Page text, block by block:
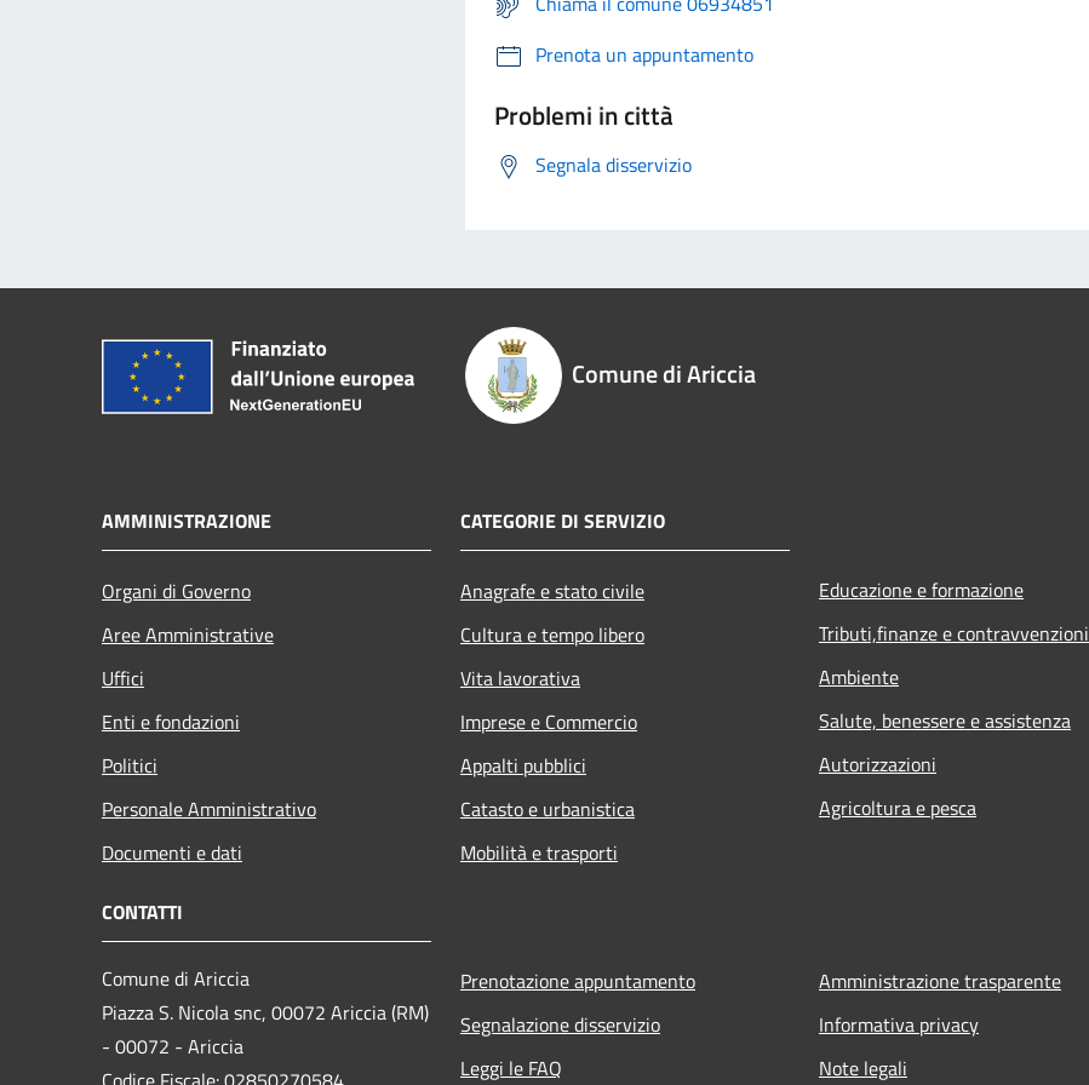
Prenota un appuntamento
Problemi in città
Segnala disservizio
Comune di Ariccia
AMMINISTRAZIONE
Organi di Governo
Aree Amministrative
Uffici
Enti e fondazioni
Politici
Personale Amministrativo
Documenti e dati
CATEGORIE DI SERVIZIO
Anagrafe e stato civile
Cultura e tempo libero
Vita lavorativa
Imprese e Commercio
Appalti pubblici
Catasto e urbanistica
Mobilità e trasporti
Educazione e formazione
Tributi,finanze e contravvenzioni
Ambiente
Salute, benessere e assistenza
Autorizzazioni
Agricoltura e pesca
CONTATTI
Comune di Ariccia
Piazza S. Nicola snc, 00072 Ariccia (RM)
- 00072 - Ariccia
Prenotazione appuntamento
Segnalazione disservizio
Leggi le FAQ
Amministrazione trasparente
Informativa privacy
Note legali